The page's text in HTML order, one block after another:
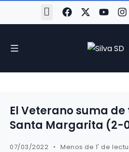
El Veterano suma
Santa Margarita (2-
07/03/2022 Menos de 1' de